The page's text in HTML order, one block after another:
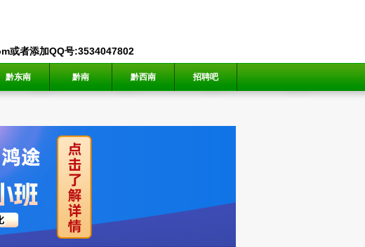
或者添加QQ号:3534047802
黔东南 黔南 黔西南 招聘吧